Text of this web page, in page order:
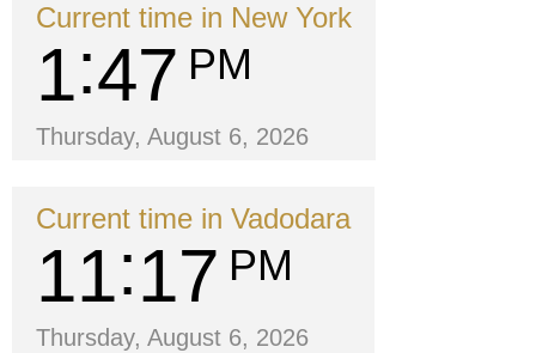
Current time in New York
1 47 PM
Thursday, August 6, 2026
Current time in Vadodara
11 17 PM
Thursday, August 6, 2026